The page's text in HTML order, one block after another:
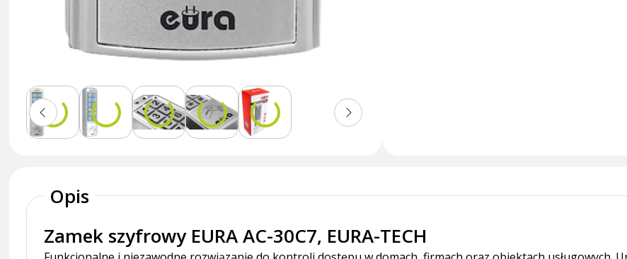
Opis
Zamek szyfrowy EURA AC-30C7, EURA-TECH